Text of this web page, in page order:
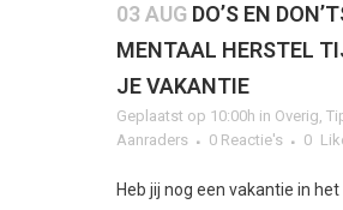
03 AUG DO’S EN
MENTAAL HERSTEL
JE VAKANTIE
Geplaatst op 10:00h in Overig,
Aanraders
0 Reactie's 0
Heb jij nog een vakantie in het